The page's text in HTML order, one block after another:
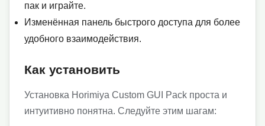
пак и играйте.
Изменённая панель быстрого доступа для более
удобного взаимодействия.
Как установить
Установка Horimiya Custom GUI Pack проста и
интуитивно понятна. Следуйте этим шагам: